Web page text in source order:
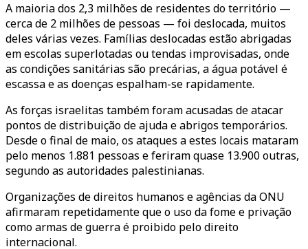
A maioria dos 2,3 milhões de residentes do território —
cerca de 2 milhões de pessoas — foi deslocada, muitos
deles várias vezes. Famílias deslocadas estão abrigadas
em escolas superlotadas ou tendas improvisadas, onde
as condições sanitárias são precárias, a água potável é
escassa e as doenças espalham-se rapidamente.
As forças israelitas também foram acusadas de atacar
pontos de distribuição de ajuda e abrigos temporários.
Desde o final de maio, os ataques a estes locais mataram
pelo menos 1.881 pessoas e feriram quase 13.900 outras,
segundo as autoridades palestinianas.
Organizações de direitos humanos e agências da ONU
afirmaram repetidamente que o uso da fome e privação
como armas de guerra é proibido pelo direito
internacional.